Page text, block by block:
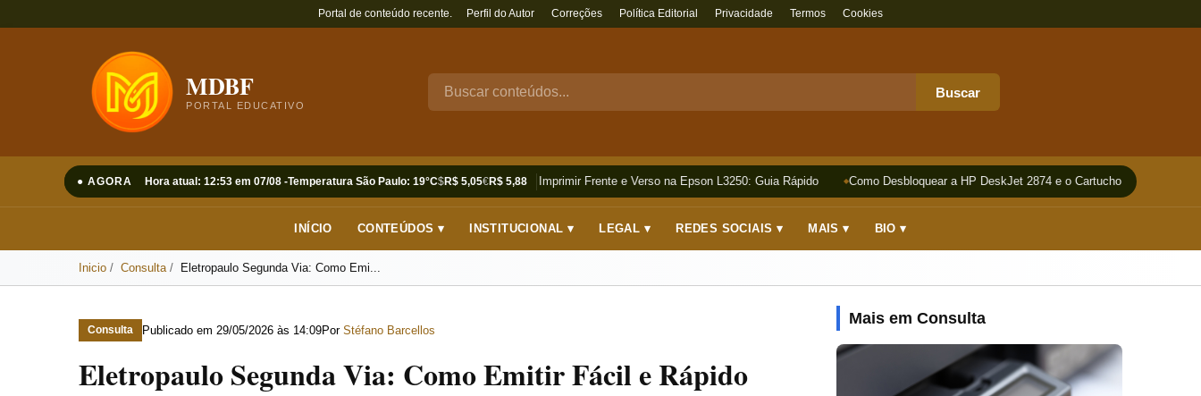
Portal de conteúdo recente. Perfil do Autor Correções Política Editorial Privacidade Termos Cookies
MDBF
PORTAL EDUCATIVO
Buscar
● AGORA Hora atual: 12:53 em 07/08 -Temperatura São Paulo: 19°C$R$ 5,05€R$ 5,88
Como Imprimir Frente e Verso na Epson L3250: Guia Rápido Como Desbloquear a HP DeskJet 2874 e o Cartucho
INÍCIO CONTEÚDOS ▾ INSTITUCIONAL ▾ LEGAL ▾ REDES SOCIAIS ▾ MAIS ▾ BIO ▾
Inicio Consulta Eletropaulo Segunda Via: Como Emi...
Consulta Publicado em 29/05/2026 às 14:09Por Stéfano Barcellos
Eletropaulo Segunda Via: Como Emitir Fácil e Rápido
Mais em Consulta